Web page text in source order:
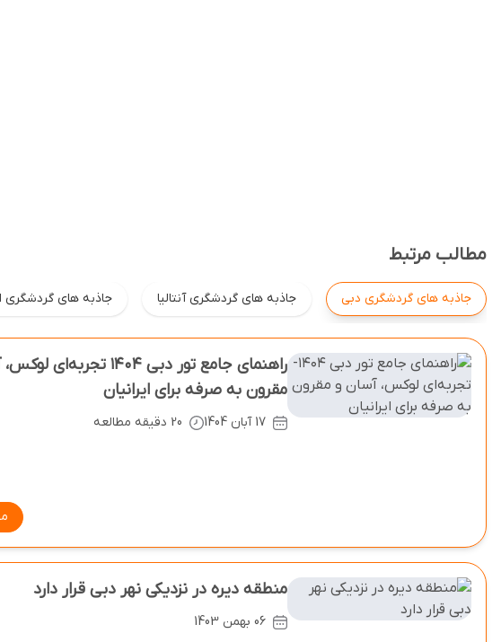
مطالب مرتبط
جاذبه های گردشگری دبی جاذبه های گردشگری آنتالیا جاذبه های گردشگری
راهنمای جامع تور دبی ۱۴۰۴
مقرون ‌به‌ صرفه برای ایرانیان
17 آبان 1404 20 دقیقه مطالعه
منطقه دیره در نزدیکی نهر دبی قرار دارد
06 بهمن 1403